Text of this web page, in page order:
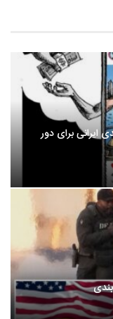
برای دور